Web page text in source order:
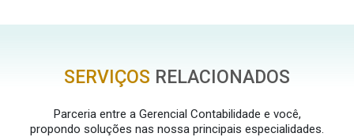
SERVIÇOS RELACIONADOS
Parceria entre a Gerencial Contabilidade e você,
propondo soluções nas nossa principais especialidades.